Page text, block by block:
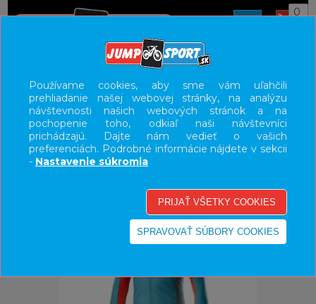
0
UŽÍVATEĽSKÝ PANEL
KATEGÓRIE
HLAVNÉ MENU
-40%
Používame cookies, aby sme vám uľahčili
prehliadanie našej webovej stránky, na analýzu
návštevnosti našich webových stránok a na
pochopenie toho, odkiaľ naši návštevníci
prichádzajú. Dajte nám vedieť o vašich
preferenciách. Podrobné informácie nájdete v sekcii
- Nastavenie súkromia